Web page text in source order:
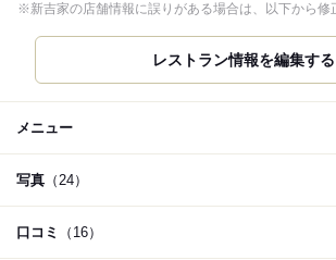
※新吉家の店舗情報に誤りがある場合は、以下から修
レストラン情報を編集する
メニュー
写真 （24）
口コミ （16）